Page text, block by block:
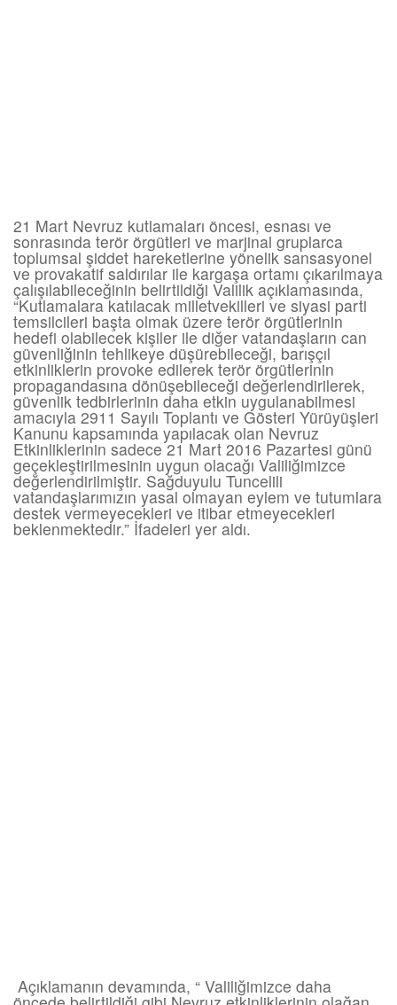
21 Mart Nevruz kutlamaları öncesi, esnası ve
sonrasında terör örgütleri ve marjinal gruplarca
toplumsal şiddet hareketlerine yönelik sansasyonel
ve provakatif saldırılar ile kargaşa ortamı çıkarılmaya
çalışılabileceğinin belirtildiği Valilik açıklamasında,
“Kutlamalara katılacak milletvekilleri ve siyasi parti
temsilcileri başta olmak üzere terör örgütlerinin
hedefi olabilecek kişiler ile diğer vatandaşların can
güvenliğinin tehlikeye düşürebileceği, barışçıl
etkinliklerin provoke edilerek terör örgütlerinin
propagandasına dönüşebileceği değerlendirilerek,
güvenlik tedbirlerinin daha etkin uygulanabilmesi
amacıyla 2911 Sayılı Toplantı ve Gösteri Yürüyüşleri
Kanunu kapsamında yapılacak olan Nevruz
Etkinliklerinin sadece 21 Mart 2016 Pazartesi günü
geçekleştirilmesinin uygun olacağı Valiliğimizce
değerlendirilmiştir. Sağduyulu Tuncelili
vatandaşlarımızın yasal olmayan eylem ve tutumlara
destek vermeyecekleri ve itibar etmeyecekleri
beklenmektedir.” İfadeleri yer aldı.
Açıklamanın devamında, “ Valiliğimizce daha